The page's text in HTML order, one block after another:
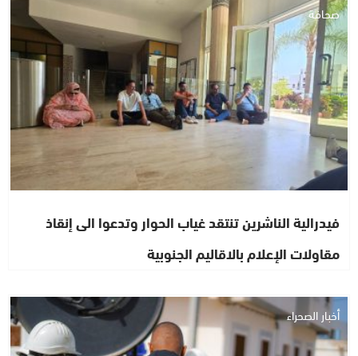
صحافة
فيدرالية الناشرين تنتقد غياب الحوار وتدعوا الى إنقاذ
مقاولات الإعلام بالاقاليم الجنوبية
أخبار الصحراء